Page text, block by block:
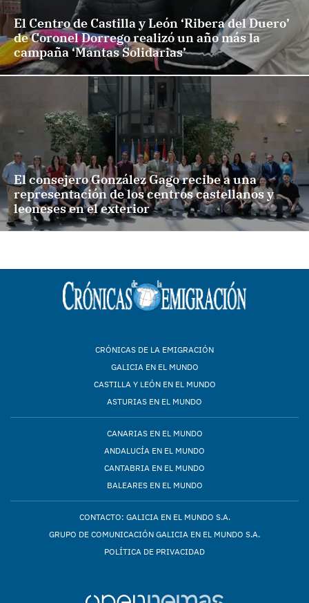
El Centro de Castilla y León ‘Ribera del Duero’
de Coronel Dorrego realizó un año más la
campaña ‘Mantas Solidarias’
El consejero González Gago recibe a una
representación de los centros castellanos y
leoneses en el exterior
CRÓNICAS DE LA EMIGRACIÓN
GALICIA EN EL MUNDO
CASTILLA Y LEÓN EN EL MUNDO
ASTURIAS EN EL MUNDO
CANARIAS EN EL MUNDO
ANDALUCÍA EN EL MUNDO
CANTABRIA EN EL MUNDO
BALEARES EN EL MUNDO
CONTACTO: GALICIA EN EL MUNDO S.A.
GRUPO DE COMUNICACIÓN GALICIA EN EL MUNDO S.A.
POLÍTICA DE PRIVACIDAD